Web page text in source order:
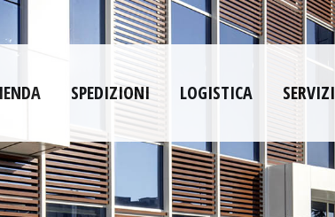
SPEDIZIONI LOGISTICA SERVIZI